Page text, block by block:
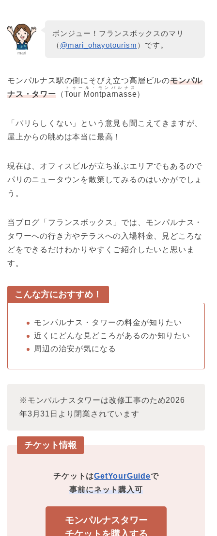
mari
ボンジュー！フランスボックスのマリ
（ @mari_ohayotourism ）です。
モンパルナス駅の側にそびえ立つ高層ビルのモンパル
ナス・タワー（Tour Montparnasse
トゥール・モンパルナス
）
「パリらしくない」という意見も聞こえてきますが、
屋上からの眺めは本当に最高！
現在は、オフィスビルが立ち並ぶエリアでもあるので
パリのニュータウンを散策してみるのはいかがでしょ
う。
当ブログ「フランスボックス」では、モンパルナス・
タワーへの行き方やテラスへの入場料金、見どころな
どをできるだけわかりやすくご紹介したいと思いま
す。
こんな方におすすめ！
モンパルナス・タワーの料金が知りたい
近くにどんな見どころがあるのか知りたい
周辺の治安が気になる
※モンパルナスタワーは改修工事のため2026
年3月31日より閉業されています
チケット情報
チケットはGetYourGuideで
事前にネット購入可
モンパルナスタワー
チケットを購入する